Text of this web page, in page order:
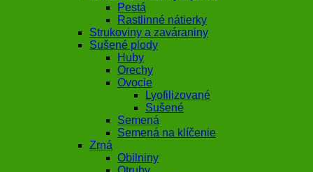
Pestá
Rastlinné nátierky
Strukoviny a zaváraniny
Sušené plody
Huby
Orechy
Ovocie
Lyofilizované
Sušené
Semená
Semená na klíčenie
Zrná
Obilniny